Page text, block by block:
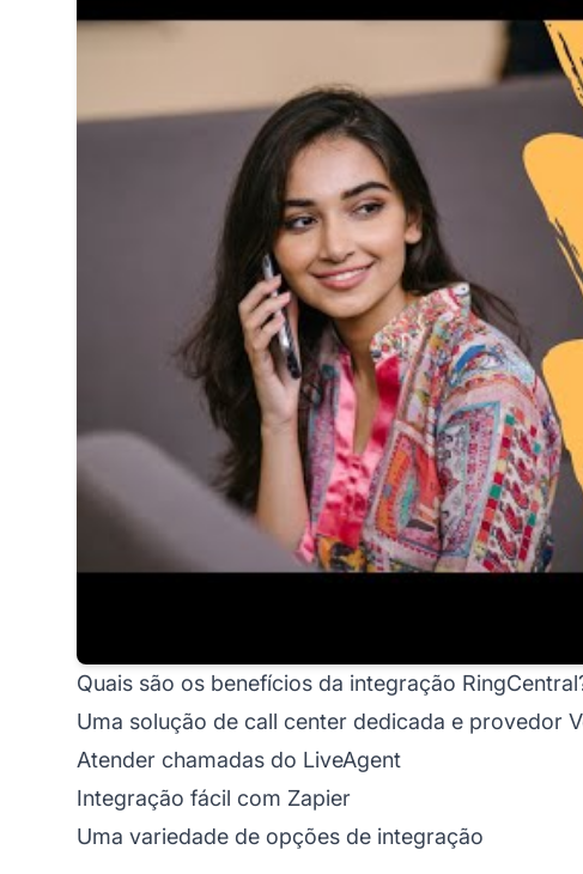
Quais são os benefícios da integração
Uma solução de call center dedicada e provedor
Atender chamadas do LiveAgent
Integração fácil com Zapier
Uma variedade de opções de integração